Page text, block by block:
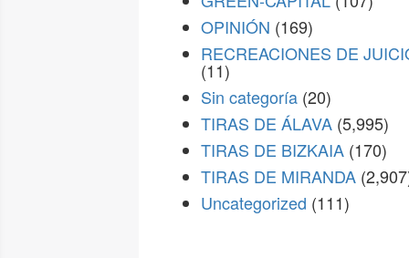
OPINIÓN (169)
RECREACIONES DE
(11)
Sin categoría (20)
TIRAS DE ÁLAVA (5,995)
TIRAS DE BIZKAIA (170)
TIRAS DE MIRANDA
Uncategorized (111)